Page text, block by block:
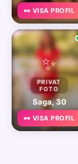
👀 VISA PROFIL
✨
PRIVAT
FOTO
Saga, 30
👀 VISA PROFIL